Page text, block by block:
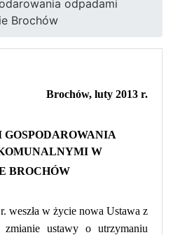
odpadami
Brochów
Brochów, luty 2013 r.
GOSPODAROWANIA
W
BROCHÓW
weszła w życie nowa Ustawa z
ustawy o utrzymaniu